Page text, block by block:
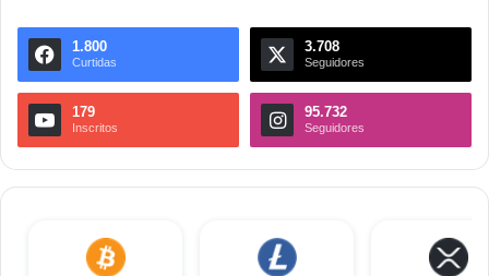
1.800
Curtidas
3.708
Seguidores
179
Inscritos
95.732
Seguidores